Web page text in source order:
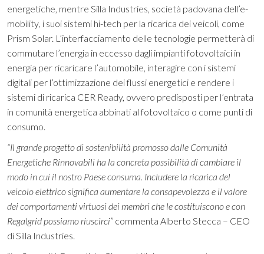
energetiche, mentre Silla Industries, società padovana dell’e-
mobility, i suoi sistemi hi-tech per la ricarica dei veicoli, come
Prism Solar. L’interfacciamento delle tecnologie permetterà di
commutare l’energia in eccesso dagli impianti fotovoltaici in
energia per ricaricare l’automobile, interagire con i sistemi
digitali per l’ottimizzazione dei flussi energetici e rendere i
sistemi di ricarica CER Ready, ovvero predisposti per l’entrata
in comunità energetica abbinati al fotovoltaico o come punti di
consumo.
“Il grande progetto di sostenibilità promosso dalle Comunità
Energetiche Rinnovabili ha la concreta possibilità di cambiare il
modo in cui il nostro Paese consuma. Includere la ricarica del
veicolo elettrico significa aumentare la consapevolezza e il valore
dei comportamenti virtuosi dei membri che le costituiscono e con
Regalgrid possiamo riuscirci” commenta Alberto Stecca – CEO
di Silla Industries.